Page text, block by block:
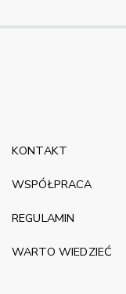
KONTAKT
WSPÓŁPRACA
REGULAMIN
WARTO WIEDZIEĆ